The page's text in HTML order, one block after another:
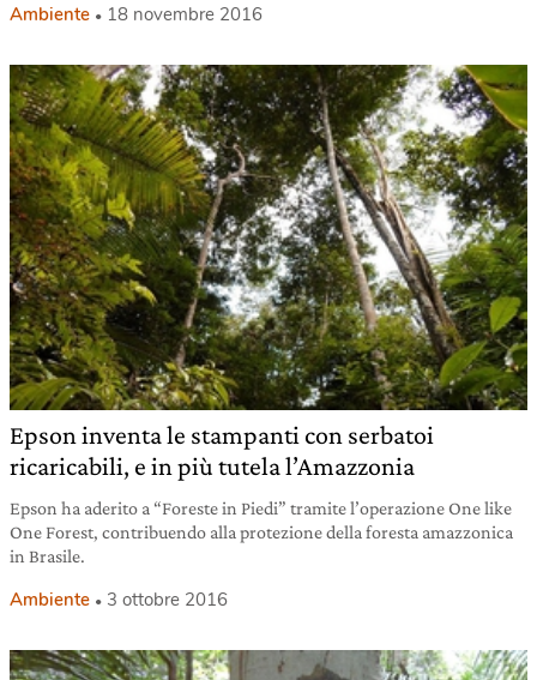
Ambiente 18 novembre 2016
Epson inventa le stampanti con serbatoi
ricaricabili, e in più tutela l’Amazzonia
Epson ha aderito a “Foreste in Piedi” tramite l’operazione One like
One Forest, contribuendo alla protezione della foresta amazzonica
in Brasile.
Ambiente 3 ottobre 2016